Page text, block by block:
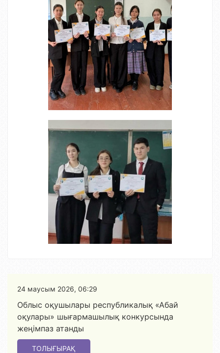
24 маусым 2026, 06:29
Облыс оқушылары республикалық «Абай
оқулары» шығармашылық конкурсында
жеңімпаз атанды
ТОЛЫҒЫРАҚ